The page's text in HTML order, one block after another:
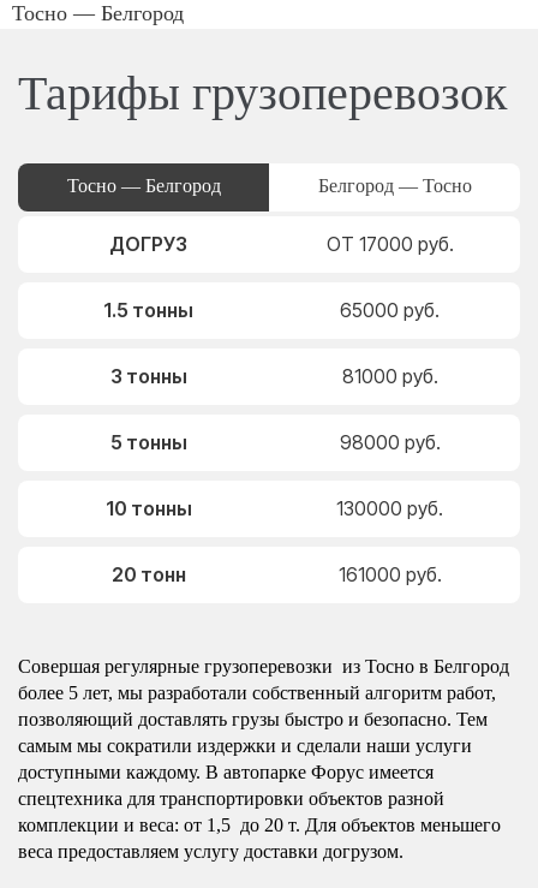
Тосно — Белгород
Тарифы грузоперевозок
Тосно — Белгород Белгород — Тосно
ДОГРУЗ ОТ 17000 руб.
1.5 тонны 65000 руб.
3 тонны 81000 руб.
5 тонны 98000 руб.
10 тонны 130000 руб.
20 тонн 161000 руб.
Совершая регулярные грузоперевозки из Тосно в Белгород
более 5 лет, мы разработали собственный алгоритм работ,
позволяющий доставлять грузы быстро и безопасно. Тем
самым мы сократили издержки и сделали наши услуги
доступными каждому. В автопарке Форус имеется
спецтехника для транспортировки объектов разной
комплекции и веса: от 1,5 до 20 т. Для объектов меньшего
веса предоставляем услугу доставки догрузом.